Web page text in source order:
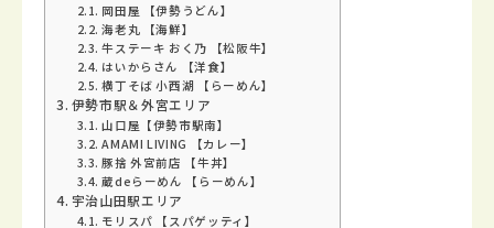
岡田屋 【伊勢うどん】
海老丸 【海鮮】
牛ステーキ おく乃 【松阪牛】
はいからさん 【洋食】
横丁そば 小西湖 【らーめん】
伊勢市駅＆外宮エリア
山口屋【伊勢市駅南】
AMAMI LIVING 【カレー】
豚捨 外宮前店 【牛丼】
蔵deらーめん 【らーめん】
宇治山田駅エリア
モリスパ 【スパゲッティ】